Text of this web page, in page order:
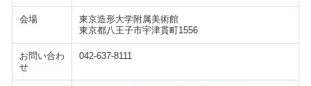
会場
東京造形大学附属美術館
東京都八王子市宇津貫町1556
お問い合わ
せ
042-637-8111